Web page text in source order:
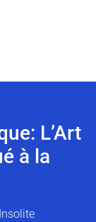
L’Art
à la
Insolite